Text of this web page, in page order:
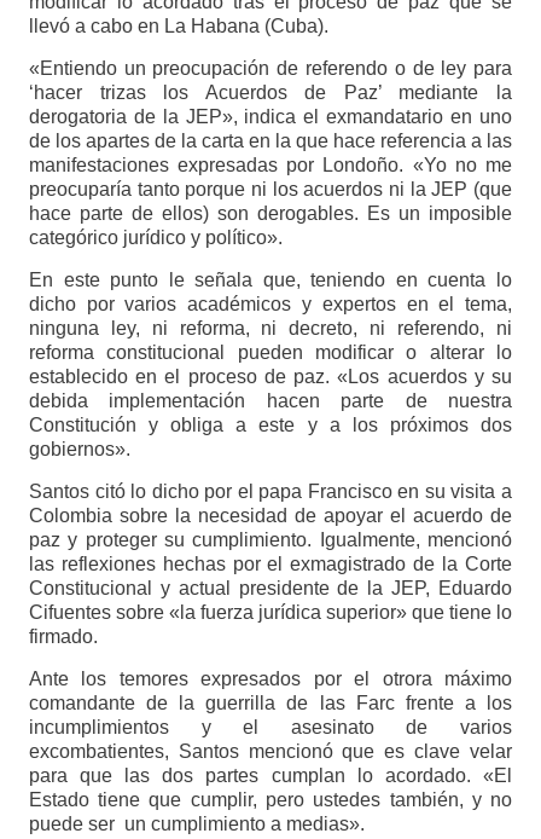
llevó a cabo en La Habana (Cuba).
«Entiendo un preocupación de referendo o de ley para
‘hacer trizas los Acuerdos de Paz’ mediante la
derogatoria de la JEP», indica el exmandatario en uno
de los apartes de la carta en la que hace referencia a las
manifestaciones expresadas por Londoño. «Yo no me
preocuparía tanto porque ni los acuerdos ni la JEP (que
hace parte de ellos) son derogables. Es un imposible
categórico jurídico y político».
En este punto le señala que, teniendo en cuenta lo
dicho por varios académicos y expertos en el tema,
ninguna ley, ni reforma, ni decreto, ni referendo, ni
reforma constitucional pueden modificar o alterar lo
establecido en el proceso de paz. «Los acuerdos y su
debida implementación hacen parte de nuestra
Constitución y obliga a este y a los próximos dos
gobiernos».
Santos citó lo dicho por el papa Francisco en su visita a
Colombia sobre la necesidad de apoyar el acuerdo de
paz y proteger su cumplimiento. Igualmente, mencionó
las reflexiones hechas por el exmagistrado de la Corte
Constitucional y actual presidente de la JEP, Eduardo
Cifuentes sobre «la fuerza jurídica superior» que tiene lo
firmado.
Ante los temores expresados por el otrora máximo
comandante de la guerrilla de las Farc frente a los
incumplimientos y el asesinato de varios
excombatientes, Santos mencionó que es clave velar
para que las dos partes cumplan lo acordado. «El
Estado tiene que cumplir, pero ustedes también, y no
puede ser un cumplimiento a medias».